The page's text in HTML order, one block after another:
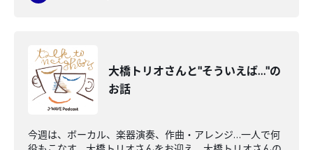
大橋トリオさんと"そういえば…"の
お話
今週は、ボーカル、楽器演奏、作曲・アレンジ…一人で何